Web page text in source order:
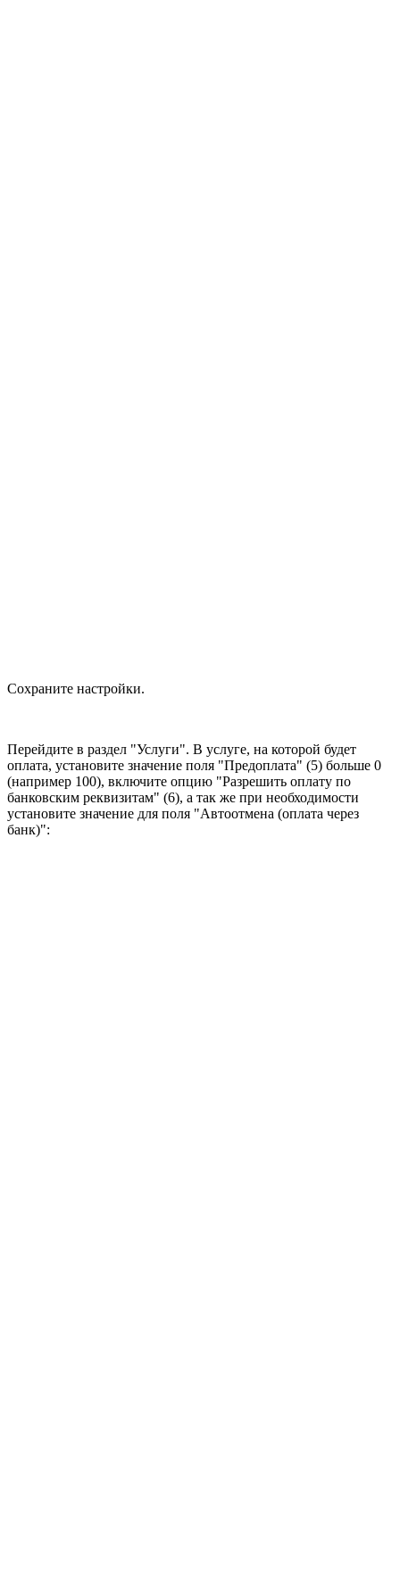
Сохраните настройки.
Перейдите в раздел "Услуги". В услуге, на которой будет
оплата, установите значение поля "Предоплата" (5) больше 0
(например 100), включите опцию "Разрешить оплату по
банковским реквизитам" (6), а так же при необходимости
установите значение для поля "Автоотмена (оплата через
банк)":